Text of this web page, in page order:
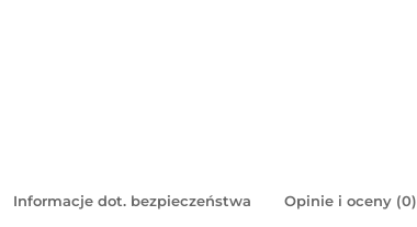
Informacje dot. bezpieczeństwa Opinie i oceny (0)